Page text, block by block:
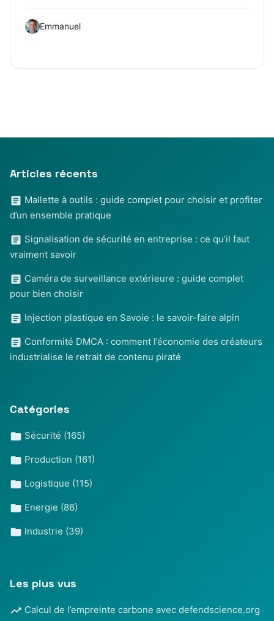
Emmanuel
Articles récents
Mallette à outils : guide complet pour choisir et profiter
d’un ensemble pratique
Signalisation de sécurité en entreprise : ce qu’il faut
vraiment savoir
Caméra de surveillance extérieure : guide complet
pour bien choisir
Injection plastique en Savoie : le savoir-faire alpin
Conformité DMCA : comment l’économie des créateurs
industrialise le retrait de contenu piraté
Catégories
Sécurité (165)
Production (161)
Logistique (115)
Energie (86)
Industrie (39)
Les plus vus
Calcul de l’empreinte carbone avec defendscience.org